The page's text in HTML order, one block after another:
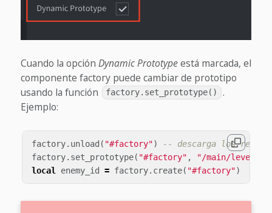
Cuando la opción Dynamic Prototypeestá marcada, el
componente factory puede cambiar de prototipo
usando la función
factory.set_prototype()
.
Ejemplo:
factory. unload ( "#factory")
-- descarga los
factory. set_prototype( "#factory" ,
"/main/levels/
local
enemy_id = factory. create( "#factory")